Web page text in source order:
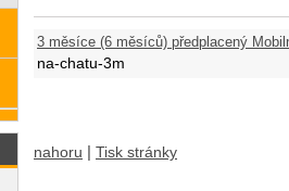
3 měsíce (6 měsíců) předplacený
na-chatu-3m
nahoru Tisk stránky